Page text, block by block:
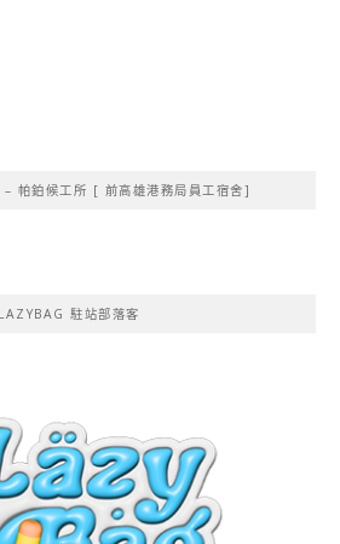
– 帕鉑候工所 [ 前高雄港務局員工宿舍]
LAZYBAG 駐站部落客